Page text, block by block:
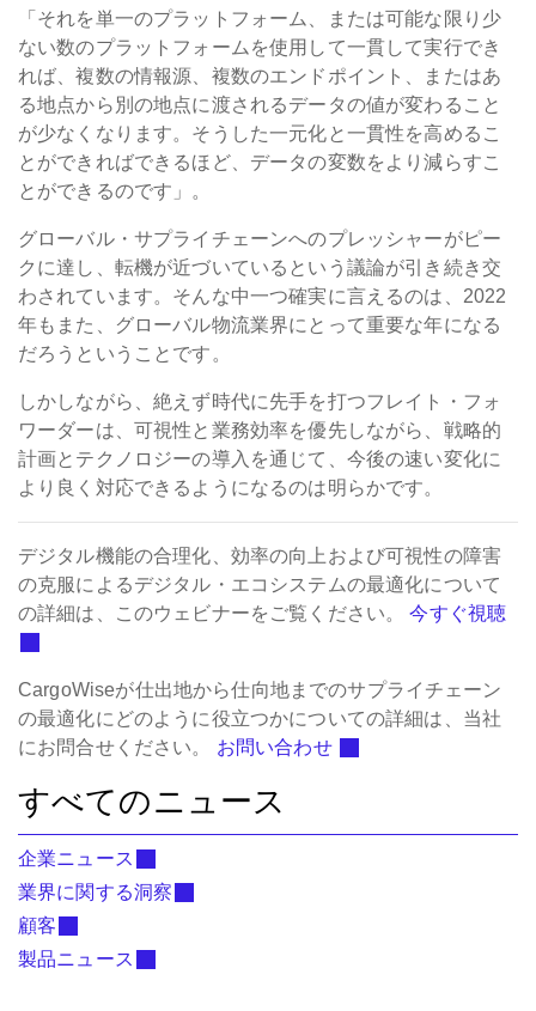
「それを単一のプラットフォーム、または可能な限り少
ない数のプラットフォームを使用して一貫して実行でき
れば、複数の情報源、複数のエンドポイント、またはあ
る地点から別の地点に渡されるデータの値が変わること
が少なくなります。そうした一元化と一貫性を高めるこ
とができればできるほど、データの変数をより減らすこ
とができるのです」。
グローバル・サプライチェーンへのプレッシャーがピー
クに達し、転機が近づいているという議論が引き続き交
わされています。そんな中一つ確実に言えるのは、2022
年もまた、グローバル物流業界にとって重要な年になる
だろうということです。
しかしながら、絶えず時代に先手を打つフレイト・フォ
ワーダーは、可視性と業務効率を優先しながら、戦略的
計画とテクノロジーの導入を通じて、今後の速い変化に
より良く対応できるようになるのは明らかです。
デジタル機能の合理化、効率の向上および可視性の障害
の克服によるデジタル・エコシステムの最適化について
の詳細は、このウェビナーをご覧ください。
今すぐ視聴
CargoWiseが仕出地から仕向地までのサプライチェーン
の最適化にどのように役立つかについての詳細は、当社
にお問合せください。
お問い合わせ
すべてのニュース
企業ニュース
業界に関する洞察
顧客
製品ニュース